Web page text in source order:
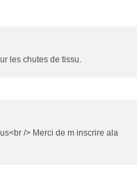
les chutes de tissu.
/> Merci de m inscrire ala